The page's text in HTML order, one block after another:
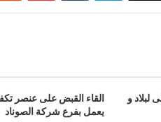
و
القاء القبض على عنصر
يعمل بفرع شركة الصوناد